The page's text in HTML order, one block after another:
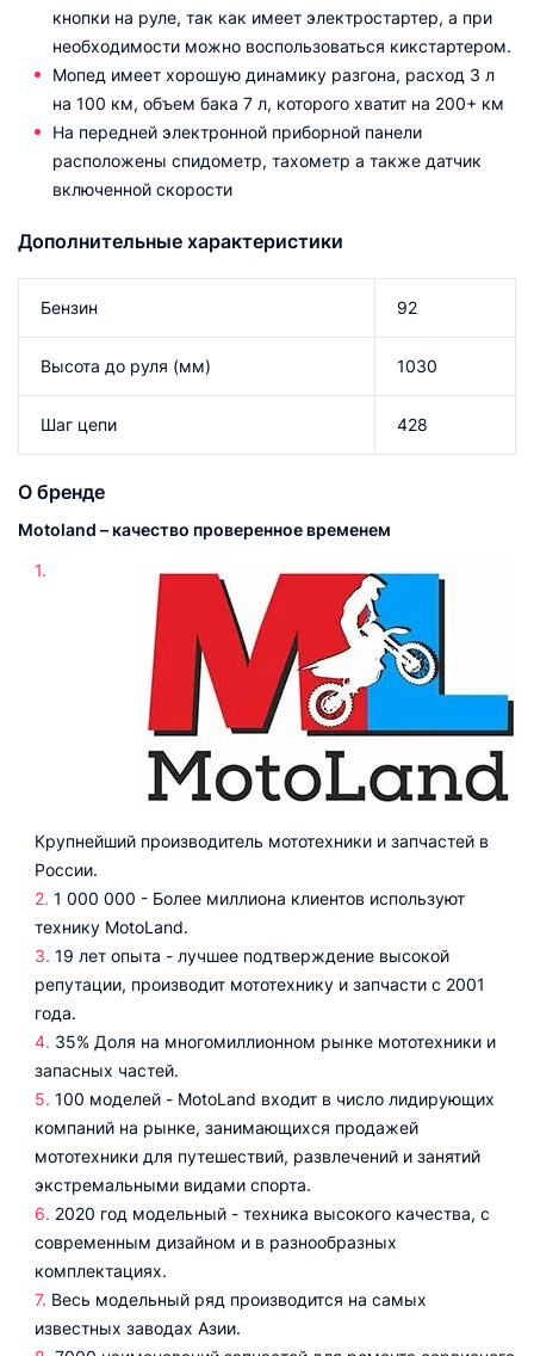
кнопки на руле, так как имеет электростартер, а при
необходимости можно воспользоваться кикстартером.
Мопед имеет хорошую динамику разгона, расход 3 л
на 100 км, объем бака 7 л, которого хватит на 200+ км
На передней электронной приборной панели
расположены спидометр, тахометр а также датчик
включенной скорости
Дополнительные характеристики
Бензин 92
Высота до руля (мм) 1030
Шаг цепи 428
О бренде
Motoland – качество проверенное временем
Крупнейший производитель мототехники и запчастей в
России.
1 000 000 - Более миллиона клиентов используют
технику MotoLand.
19 лет опыта - лучшее подтверждение высокой
репутации, производит мототехнику и запчасти с 2001
года.
35% Доля на многомиллионном рынке мототехники и
запасных частей.
100 моделей - MotoLand входит в число лидирующих
компаний на рынке, занимающихся продажей
мототехники для путешествий, развлечений и занятий
экстремальными видами спорта.
2020 год модельный - техника высокого качества, с
современным дизайном и в разнообразных
комплектациях.
Весь модельный ряд производится на самых
известных заводах Азии.